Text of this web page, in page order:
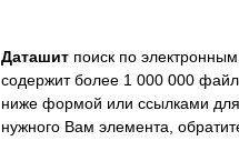
Даташит поиск по
содержит более 1 000 000
ниже формой или ссылками для
нужного Вам элемента,